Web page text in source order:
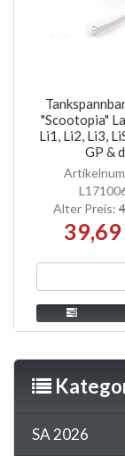
"Scootopia"
Li1, Li2, Li3,
GP &
Alter Preis:
SA 2026